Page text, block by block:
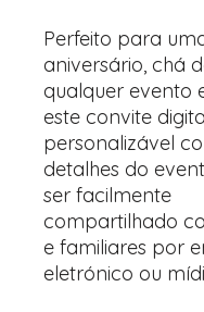
Perfeito para
aniversário, chá
qualquer evento
este convite
personalizável
detalhes do
ser facilmente
compartilhado
e familiares por
eletrónico ou